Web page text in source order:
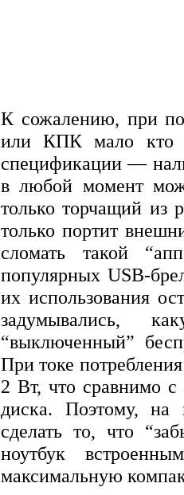
К сожалению, при
или КПК мало кто
спецификации —
в любой момент
только торчащий из
только портит
сломать такой
популярных USB-
их использования
задумывались,
“выключенный”
При токе
2 Вт, что сравнимо
диска. Поэтому,
сделать то, что
ноутбук
максимальную